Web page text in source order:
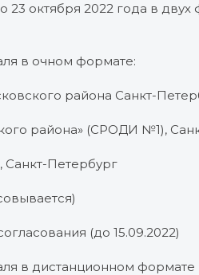
23 октября 2022 года в
в очном формате:
района Санкт-
района» (СРОДИ №1),
Петербург
(до 15.09.2022)
в дистанционном формате